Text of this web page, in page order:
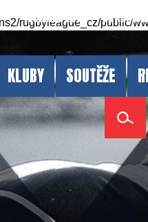
rugbyleague_cz/public/
Sezóna 2026
KLUBY SOUTĚŽE